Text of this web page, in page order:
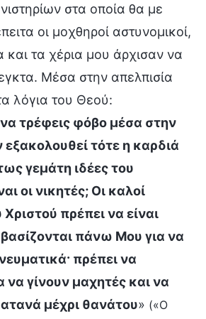
στα οποία θα με
οι μοχθηροί αστυνομικοί,
και τα χέρια μου άρχισαν να
Μέσα στην απελπισία
λόγια του Θεού:
τρέφεις φόβο μέσα στην
τότε η καρδιά
γεμάτη ιδέες του
οι νικητές; Οι καλοί
πρέπει να είναι
βασίζονται πάνω Μου για να
πρέπει να
να γίνουν μαχητές και να
μέχρι θανάτου» («Ο